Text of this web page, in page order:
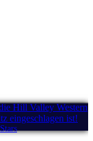
Hill Valley Western
eingeschlagen ist!
Stars